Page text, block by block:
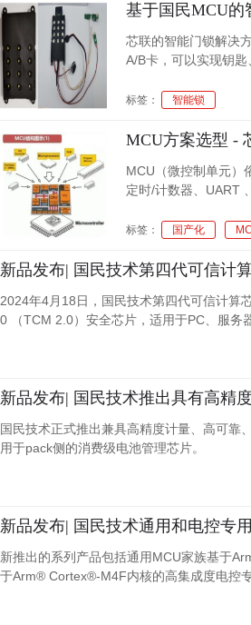
基于国民MCU的
芯联的智能门锁解决
A/B卡，可以实现钥
标签： 智能锁
MCU方案选型 -
MCU（微控制单元）
定时/计数器、UART
成本，交期，各类端
标签： 国产化
新品发布| 国民技术第四代可信计
2024年4月18日，国民技术第四代可信计算
0 （TCM 2.0）安全芯片，适用于PC、服务
新品发布| 国民技术推出具有高精
国民技术正式推出兼具高精度计量、高可靠
用于pack侧的消费级电池管理芯片。
新品发布| 国民技术通用和电控专
新推出的系列产品包括通用MCU家族基于
于Arm® Cortex®-M4F内核的高集成度电控